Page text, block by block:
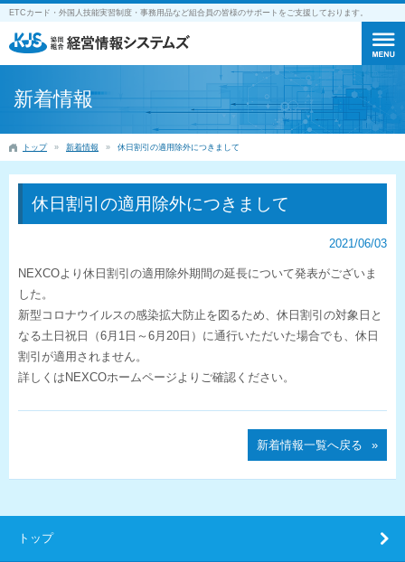
ETCカード・外国人技能実習制度・事務用品など組合員の皆様のサポートをご支援しております。
新着情報
トップ 新着情報 休日割引の適用除外につきまして
休日割引の適用除外につきまして
2021/06/03
NEXCOより休日割引の適用除外期間の延長について発表がございま
した。
新型コロナウイルスの感染拡大防止を図るため、休日割引の対象日と
なる土日祝日（6月1日～6月20日）に通行いただいた場合でも、休日
割引が適用されません。
詳しくはNEXCOホームページよりご確認ください。
新着情報一覧へ戻る
トップ